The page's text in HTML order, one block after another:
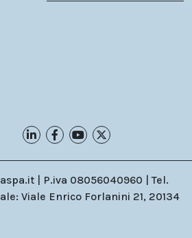
| P.iva 08056040960 | Tel.
Viale Enrico Forlanini 21, 20134